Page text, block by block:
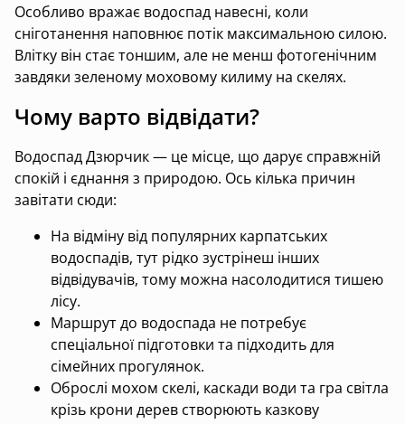
Особливо вражає водоспад навесні, коли
сніготанення наповнює потік максимальною силою.
Влітку він стає тоншим, але не менш фотогенічним
завдяки зеленому моховому килиму на скелях.
Чому варто відвідати?
Водоспад Дзюрчик — це місце, що дарує справжній
спокій і єднання з природою. Ось кілька причин
завітати сюди:
На відміну від популярних карпатських
водоспадів, тут рідко зустрінеш інших
відвідувачів, тому можна насолодитися тишею
лісу.
Маршрут до водоспада не потребує
спеціальної підготовки та підходить для
сімейних прогулянок.
Оброслі мохом скелі, каскади води та гра світла
крізь крони дерев створюють казкову